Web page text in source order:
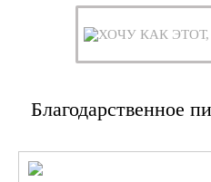
ХОЧУ КАК
Благодарственное